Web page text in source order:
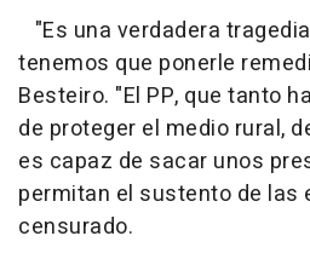
"Es una verdadera
tenemos que ponerle
Besteiro. "El PP, que tanto
de proteger el medio rural,
es capaz de sacar unos
permitan el sustento de las
censurado.